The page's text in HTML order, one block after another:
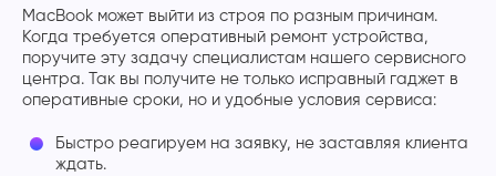
MacBook может выйти из строя по разным причинам.
Когда требуется оперативный ремонт устройства,
поручите эту задачу специалистам нашего сервисного
центра. Так вы получите не только исправный гаджет в
оперативные сроки, но и удобные условия сервиса:
Быстро реагируем на заявку, не заставляя клиента
ждать.